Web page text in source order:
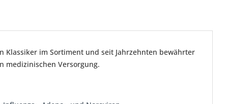
Klassiker im Sortiment und seit Jahrzehnten bewährter
medizinischen Versorgung.